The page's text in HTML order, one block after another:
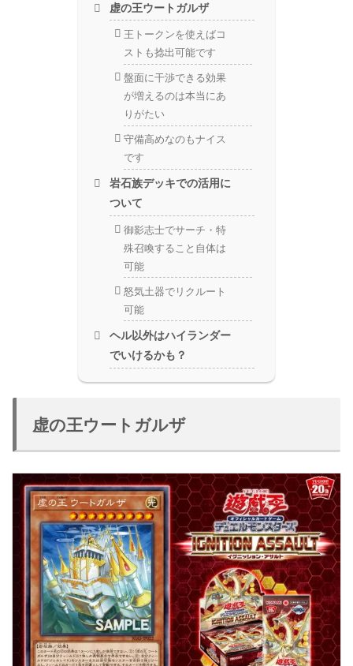
虚の王ウートガルザ
王トークンを使えばコ
ストも捻出可能です
盤面に干渉できる効果
が増えるのは本当にあ
りがたい
守備高めなのもナイス
です
岩石族デッキでの活用に
ついて
御影志士でサーチ・特
殊召喚すること自体は
可能
怒気土器でリクルート
可能
ヘル以外はハイランダー
でいけるかも？
虚の王ウートガルザ